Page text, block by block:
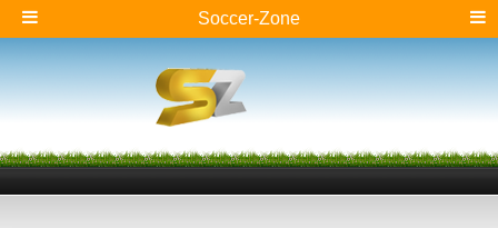
Soccer-Zone